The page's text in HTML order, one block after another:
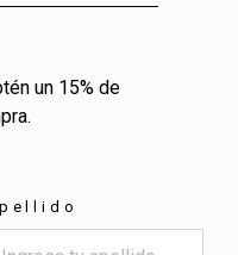
un 15% de